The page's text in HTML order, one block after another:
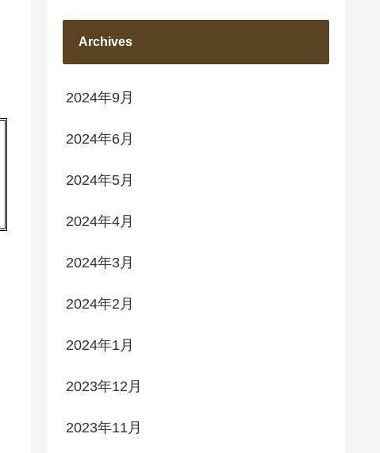
Archives
2024年9月
2024年6月
2024年5月
2024年4月
2024年3月
2024年2月
2024年1月
2023年12月
2023年11月